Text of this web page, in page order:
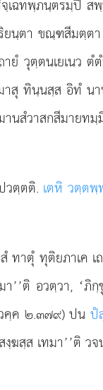
เฉทพฺภนฺตรมฺปิ
นฺตา ขณฺฑสีมตฺต
วุตฺตนเยเนว ตํตํ
สุ ทินฺนสฺส อิทํ น
นสํวาสกสีมายท
วตฺตติ. เตหิ วตฺตพฺ
ทาตุํ ทุติยภาเค
’’ติ อวตฺวา, ‘ภิ
คฺค ๒.๓๗๙) ปน ปํ
ฆสฺส เทมา’’ติ ว